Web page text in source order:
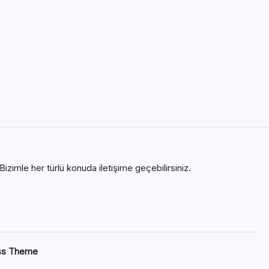
Bizimle her türlü konuda iletişime geçebilirsiniz.
Theme